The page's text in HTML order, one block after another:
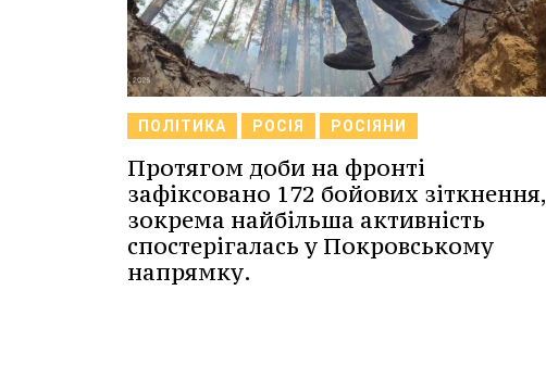
ПОЛІТИКА РОСІЯ РОСІЯНИ
Протягом доби на фронті
зафіксовано 172 бойових зіткнення,
зокрема найбільша активність
спостерігалась у Покровському
напрямку.